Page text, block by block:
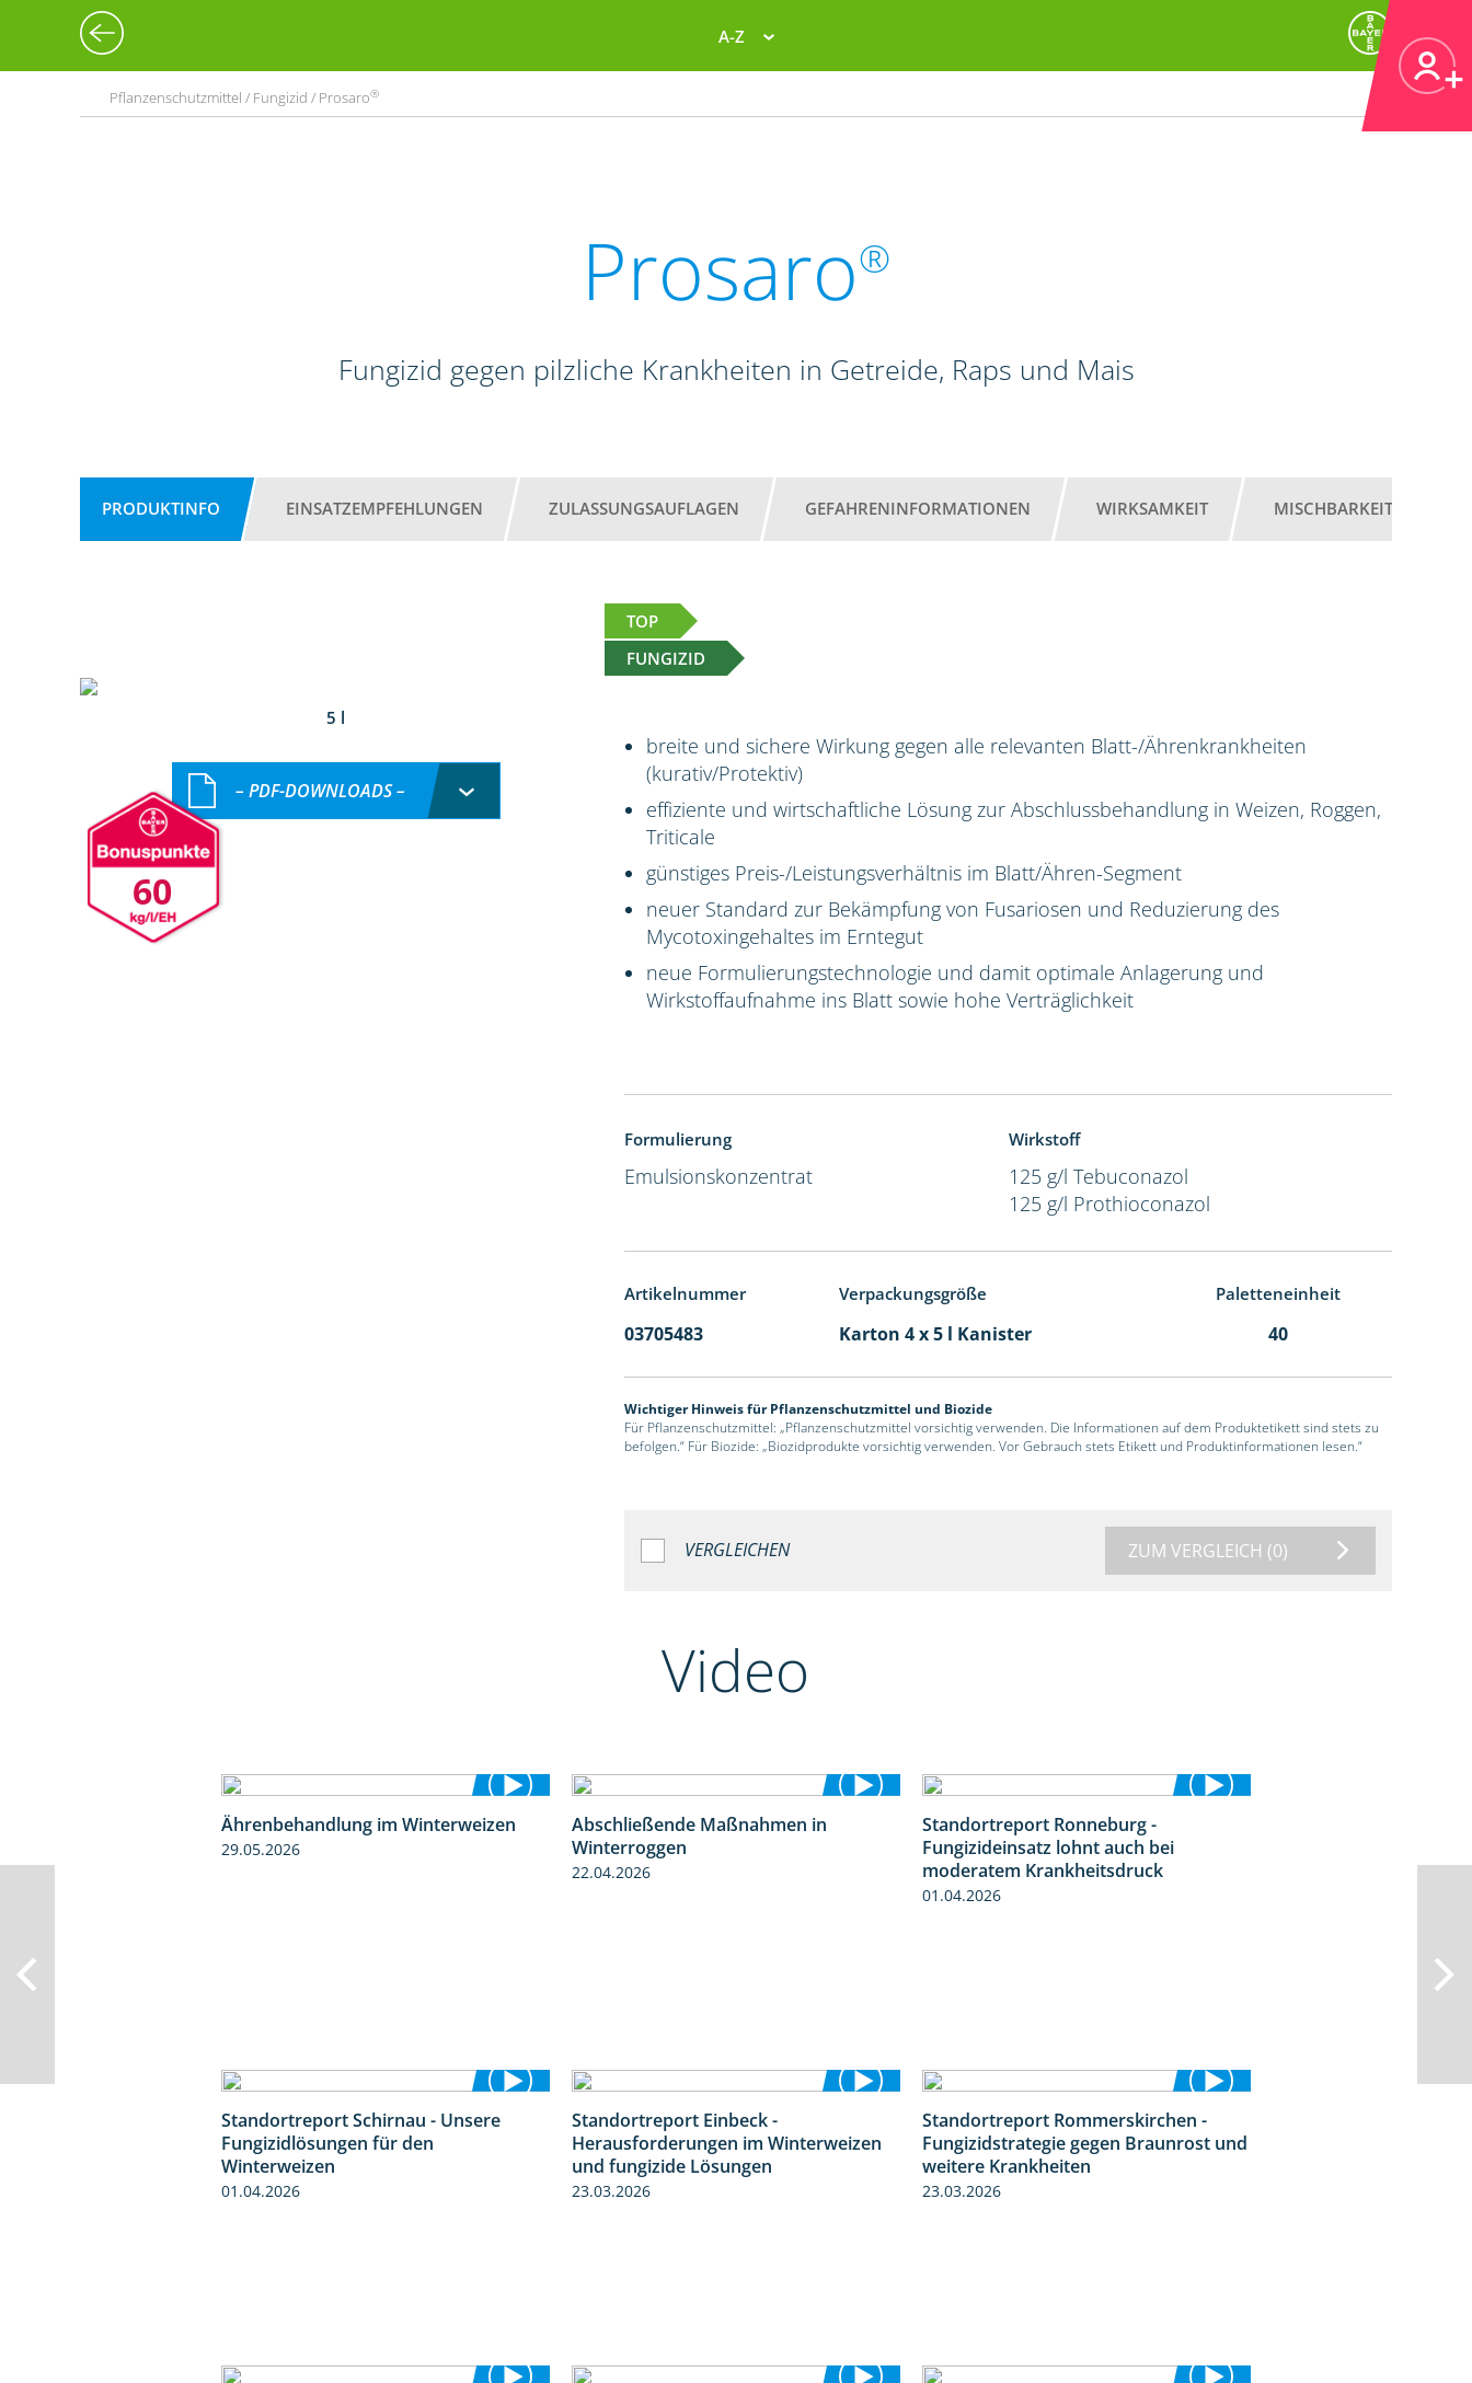
A-Z
Pflanzenschutzmittel / Fungizid / Prosaro®
Prosaro®
Fungizid gegen pilzliche Krankheiten in Getreide, Raps und Mais
PRODUKTINFO EINSATZEMPFEHLUNGEN ZULASSUNGSAUFLAGEN GEFAHRENINFORMATIONEN WIRKSAMKEIT MISCHBARKEIT
TOP
FUNGIZID
5 l
60
– PDF-DOWNLOADS –
breite und sichere Wirkung gegen alle relevanten Blatt-/Ährenkrankheiten
(kurativ/Protektiv)
effiziente und wirtschaftliche Lösung zur Abschlussbehandlung in Weizen, Roggen,
Triticale
günstiges Preis-/Leistungsverhältnis im Blatt/Ähren-Segment
neuer Standard zur Bekämpfung von Fusariosen und Reduzierung des
Mycotoxingehaltes im Erntegut
neue Formulierungstechnologie und damit optimale Anlagerung und
Wirkstoffaufnahme ins Blatt sowie hohe Verträglichkeit
Formulierung
Emulsionskonzentrat
Wirkstoff
125 g/l Tebuconazol
125 g/l Prothioconazol
Artikelnummer Verpackungsgröße Paletteneinheit
03705483 Karton 4 x 5 l Kanister 40
Wichtiger Hinweis für Pflanzenschutzmittel und Biozide
Für Pflanzenschutzmittel: „Pflanzenschutzmittel vorsichtig verwenden. Die Informationen auf dem Produktetikett sind stets zu
befolgen.“ Für Biozide: „Biozidprodukte vorsichtig verwenden. Vor Gebrauch stets Etikett und Produktinformationen lesen.“
VERGLEICHEN ZUM VERGLEICH (0)
Video
1:28
Ährenbehandlung im Winterweizen
29.05.2026
Abschließende Maßnahmen in
Winterroggen
22.04.2026
Standortreport Ronneburg -
Fungizideinsatz lohnt auch bei
moderatem Krankheitsdruck
01.04.2026
4:30
Standortreport Schirnau - Unsere
Fungizidlösungen für den
Winterweizen
01.04.2026
Standortreport Einbeck -
Herausforderungen im Winterweizen
und fungizide Lösungen
23.03.2026
6:11
Standortreport Rommerskirchen -
Fungizidstrategie gegen Braunrost und
weitere Krankheiten
23.03.2026